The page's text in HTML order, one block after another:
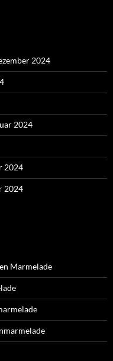
2024
2024
2024
2024
Marmelade